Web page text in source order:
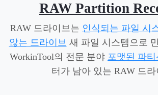
RAW Partition
RAW 드라이브는 인식되는 파일 시
않는 드라이브 새 파일 시스템으로
WorkinTool의 전문 분야 포맷된 파티
터가 남아 있는 RAW 드라